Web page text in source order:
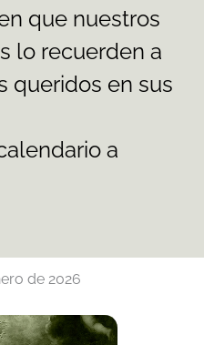
que nuestros
lo recuerden a
queridos en sus
a
de 2026